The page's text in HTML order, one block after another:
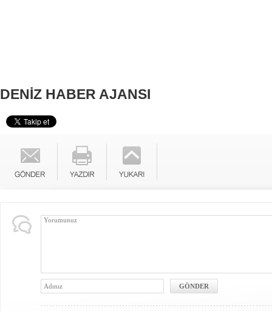
DENİZ HABER AJANSI